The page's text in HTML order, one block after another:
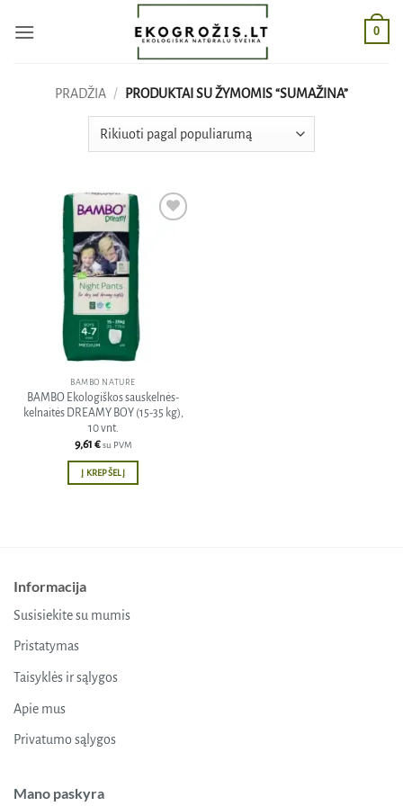
0
PRADŽIA / PRODUKTAI SU ŽYMOMIS “SUMAŽINA”
BAMBO NATURE
BAMBO Ekologiškos sauskelnės-
kelnaitės DREAMY BOY (15-35 kg),
10 vnt.
9,61 € su PVM
Į KREPŠELĮ
Informacija
Susisiekite su mumis
Pristatymas
Taisyklės ir sąlygos
Apie mus
Privatumo sąlygos
Mano paskyra